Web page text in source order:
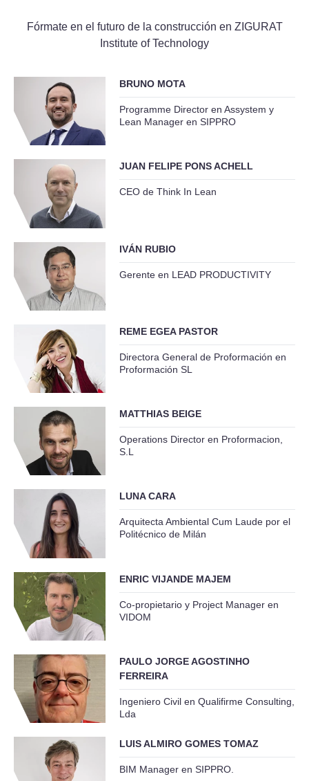
Fórmate en el futuro de la construcción en ZIGURAT
Institute of Technology
BRUNO MOTA
Programme Director en Assystem y
Lean Manager en SIPPRO
JUAN FELIPE PONS ACHELL
CEO de Think In Lean
IVÁN RUBIO
Gerente en LEAD PRODUCTIVITY
REME EGEA PASTOR
Directora General de Proformación en
Proformación SL
MATTHIAS BEIGE
Operations Director en Proformacion,
S.L
LUNA CARA
Arquitecta Ambiental Cum Laude por el
Politécnico de Milán
ENRIC VIJANDE MAJEM
Co-propietario y Project Manager en
VIDOM
PAULO JORGE AGOSTINHO
FERREIRA
Ingeniero Civil en Qualifirme Consulting,
Lda
LUIS ALMIRO GOMES TOMAZ
BIM Manager en SIPPRO.